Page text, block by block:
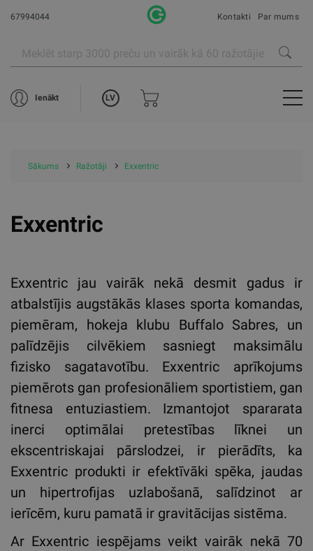
67994044 Kontakti Par mums
Ienākt LV
Sākums Ražotāji Exxentric
Exxentric
Exxentric jau vairāk nekā desmit gadus ir
atbalstījis augstākās klases sporta komandas,
piemēram, hokeja klubu Buffalo Sabres, un
palīdzējis cilvēkiem sasniegt maksimālu
fizisko sagatavotību. Exxentric aprīkojums
piemērots gan profesionāliem sportistiem, gan
fitnesa entuziastiem. Izmantojot spararata
inerci optimālai pretestības līknei un
ekscentriskajai pārslodzei, ir pierādīts, ka
Exxentric produkti ir efektīvāki spēka, jaudas
un hipertrofijas uzlabošanā, salīdzinot ar
ierīcēm, kuru pamatā ir gravitācijas sistēma.
Ar Exxentric iespējams veikt vairāk nekā 70